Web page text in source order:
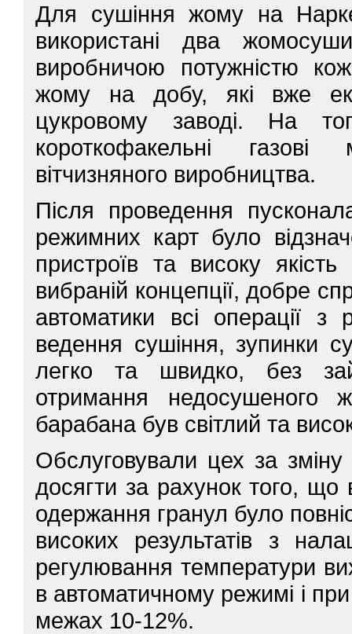
Для сушіння жому на
використані два
виробничою потужністю
жому на добу, які вже
цукровому заводі. На
короткофакельні
вітчизняного виробництва.
Після проведення
режимних карт було
пристроїв та високу
вибраній концепції, добре
автоматики всі операції
ведення сушіння, зупинки
легко та швидко, без
отримання
барабана був світлий та
Обслуговували цех за
досягти за рахунок того, що
одержання гранул було
високих результатів з
регулювання температури
в автоматичному режимі і
межах 10-12%.